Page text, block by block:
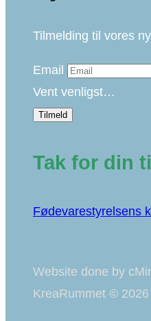
Tilmelding til vores
Email
Vent venligst…
Tilmeld
Tak for din
Fødevarestyrelsens
Website done by
KreaRummet © 2026